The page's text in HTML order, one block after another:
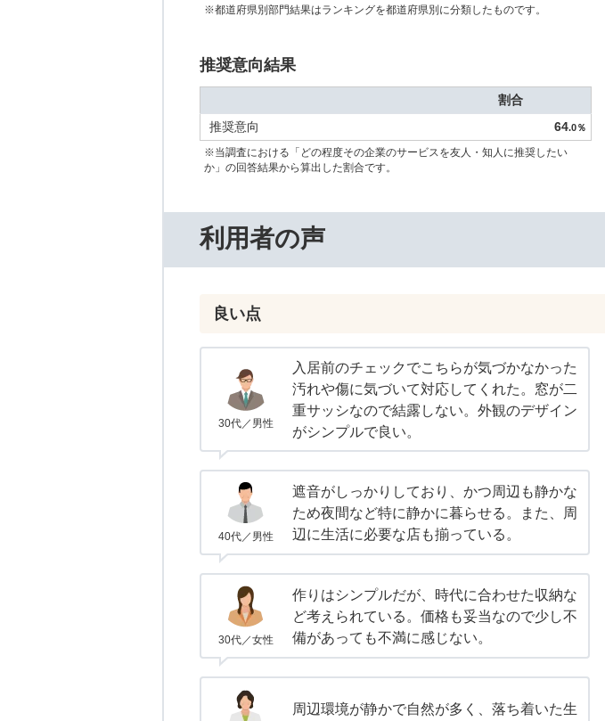
※都道府県別部門結果はランキングを都道府県別に分類したものです。
推奨意向結果
割合
推奨意向
64.0％
※当調査における「どの程度その企業のサービスを友人・知人に推奨したい
か」の回答結果から算出した割合です。
利用者の声
良い点
30代／男性
入居前のチェックでこちらが気づかなかった
汚れや傷に気づいて対応してくれた。窓が二
重サッシなので結露しない。外観のデザイン
がシンプルで良い。
40代／男性
遮音がしっかりしており、かつ周辺も静かな
ため夜間など特に静かに暮らせる。また、周
辺に生活に必要な店も揃っている。
30代／女性
作りはシンプルだが、時代に合わせた収納な
ど考えられている。価格も妥当なので少し不
備があっても不満に感じない。
周辺環境が静かで自然が多く、落ち着いた生